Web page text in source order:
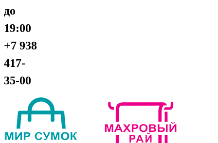
до
19:00
+7 938
417-
35-00